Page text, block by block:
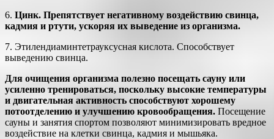
6. Цинк. Препятствует негативному воздействию свинца,
кадмия и ртути, ускоряя их выведение из организма.
7. Этилендиаминтетрауксусная кислота. Способствует
выведению свинца.
Для очищения организма полезно посещать сауну или
усиленно тренироваться, поскольку высокие температуры
и двигательная активность способствуют хорошему
потоотделению и улучшению кровообращения. Посещение
сауны и занятия спортом позволяют минимизировать вредное
воздействие на клетки свинца, кадмия и мышьяка.